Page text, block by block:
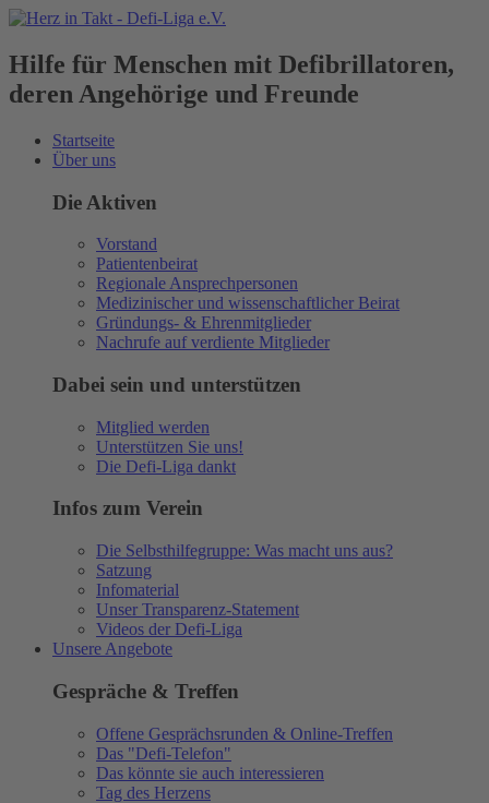
Hilfe für Menschen mit Defibrillatoren,
deren Angehörige und Freunde
Startseite
Über uns
Die Aktiven
Vorstand
Patientenbeirat
Regionale Ansprechpersonen
Medizinischer und wissenschaftlicher Beirat
Gründungs- & Ehrenmitglieder
Nachrufe auf verdiente Mitglieder
Dabei sein und unterstützen
Mitglied werden
Unterstützen Sie uns!
Die Defi-Liga dankt
Infos zum Verein
Die Selbsthilfegruppe: Was macht uns aus?
Satzung
Infomaterial
Unser Transparenz-Statement
Videos der Defi-Liga
Unsere Angebote
Gespräche & Treffen
Offene Gesprächsrunden & Online-Treffen
Das "Defi-Telefon"
Das könnte sie auch interessieren
Tag des Herzens